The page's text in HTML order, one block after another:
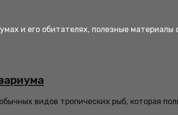
и его обитателях, полезные
видов тропических рыб, которая